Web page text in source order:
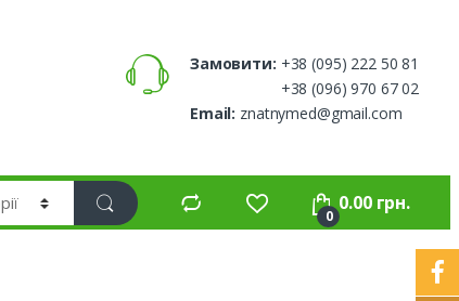
Замовити: +38 (095) 222 50 81
+38 (096) 970 67 02
Email: znatnymed@gmail.com
0
0.00грн.